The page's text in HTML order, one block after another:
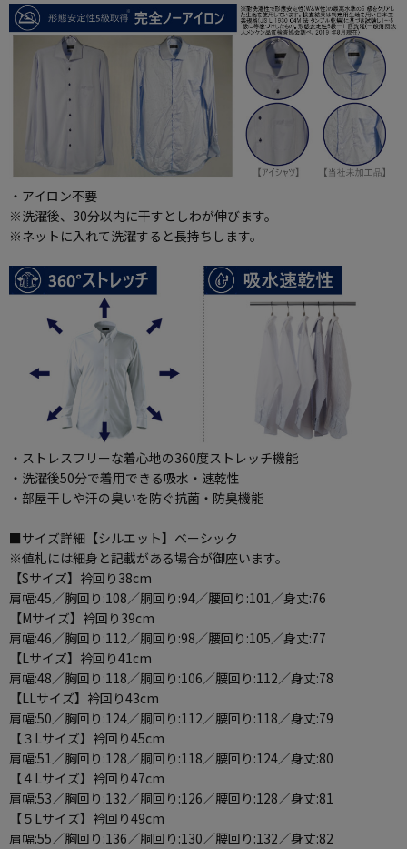
・アイロン不要
※洗濯後、30分以内に干すとしわが伸びます。
※ネットに入れて洗濯すると長持ちします。
・ストレスフリーな着心地の360度ストレッチ機能
・洗濯後50分で着用できる吸水・速乾性
・部屋干しや汗の臭いを防ぐ抗菌・防臭機能
■サイズ詳細【シルエット】ベーシック
※値札には細身と記載がある場合が御座います。
【Sサイズ】衿回り38cm
肩幅:45／胸回り:108／胴回り:94／腰回り:101／身丈:76
【Mサイズ】衿回り39cm
肩幅:46／胸回り:112／胴回り:98／腰回り:105／身丈:77
【Lサイズ】衿回り41cm
肩幅:48／胸回り:118／胴回り:106／腰回り:112／身丈:78
【LLサイズ】衿回り43cm
肩幅:50／胸回り:124／胴回り:112／腰回り:118／身丈:79
【３Lサイズ】衿回り45cm
肩幅:51／胸回り:128／胴回り:118／腰回り:124／身丈:80
【４Lサイズ】衿回り47cm
肩幅:53／胸回り:132／胴回り:126／腰回り:128／身丈:81
【５Lサイズ】衿回り49cm
肩幅:55／胸回り:136／胴回り:130／腰回り:132／身丈:82